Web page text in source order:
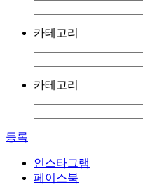
카테고리
카테고리
등록
인스타그램
페이스북